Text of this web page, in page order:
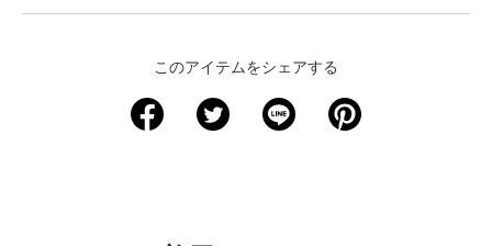
－ －
このアイテムをシェアする